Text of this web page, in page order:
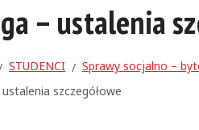
– ustalenia
STUDENCI Sprawy socjalno –
szczegółowe